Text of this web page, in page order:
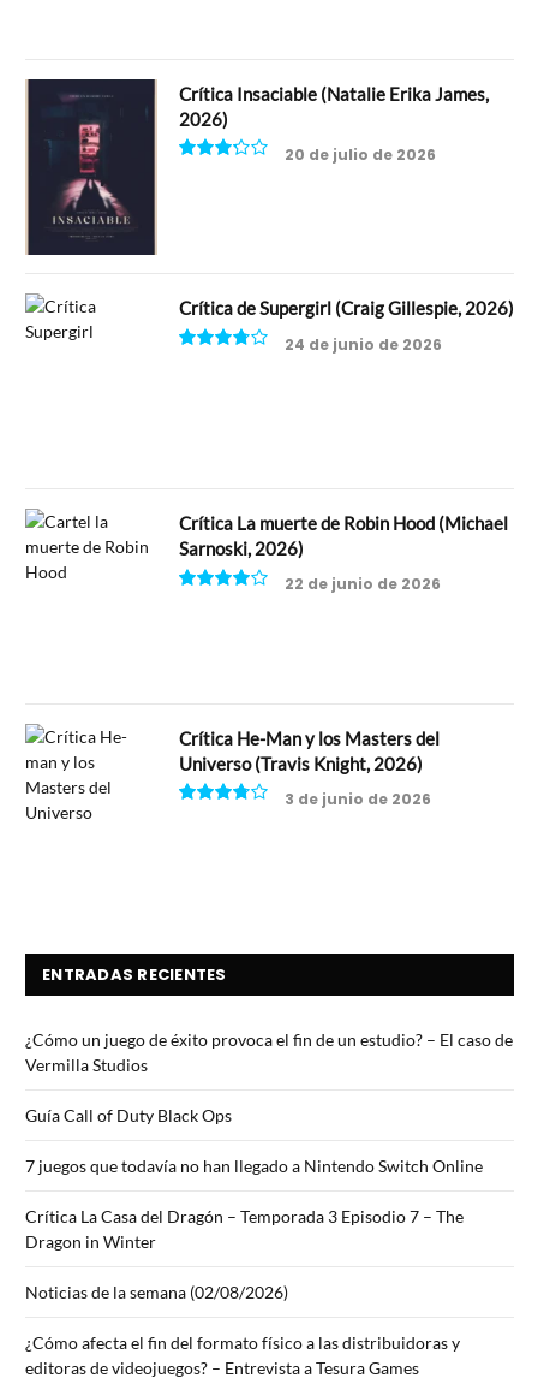
Crítica Insaciable (Natalie Erika James,
2026)
20 de julio de 2026
Crítica de Supergirl (Craig Gillespie, 2026)
24 de junio de 2026
Crítica La muerte de Robin Hood (Michael
Sarnoski, 2026)
22 de junio de 2026
Crítica He-Man y los Masters del
Universo (Travis Knight, 2026)
3 de junio de 2026
ENTRADAS RECIENTES
¿Cómo un juego de éxito provoca el fin de un estudio? – El caso de
Vermilla Studios
Guía Call of Duty Black Ops
7 juegos que todavía no han llegado a Nintendo Switch Online
Crítica La Casa del Dragón – Temporada 3 Episodio 7 – The
Dragon in Winter
Noticias de la semana (02/08/2026)
¿Cómo afecta el fin del formato físico a las distribuidoras y
editoras de videojuegos? – Entrevista a Tesura Games